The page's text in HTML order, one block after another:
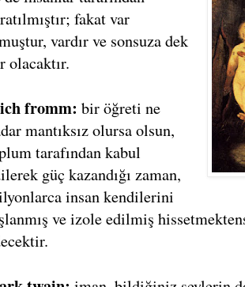
fakat var
vardır ve sonsuza dek
olacaktır.
fromm: bir öğreti ne
mantıksız olursa olsun,
tarafından kabul
güç kazandığı zaman,
insan kendilerini
ve izole edilmiş